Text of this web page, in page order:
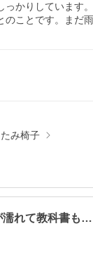
っかりしています
ことです。まだ
み椅子
濡れて教科書も…